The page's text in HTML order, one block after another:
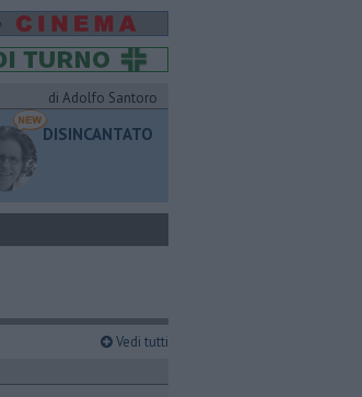
di Adolfo Santoro
DISINCANTATO
Vedi tutti